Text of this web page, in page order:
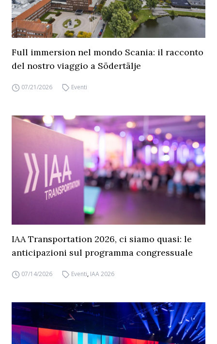
Full immersion nel mondo Scania: il racconto
del nostro viaggio a Södertälje
07/21/2026 Eventi
IAA Transportation 2026, ci siamo quasi: le
anticipazioni sul programma congressuale
07/14/2026 Eventi, IAA 2026